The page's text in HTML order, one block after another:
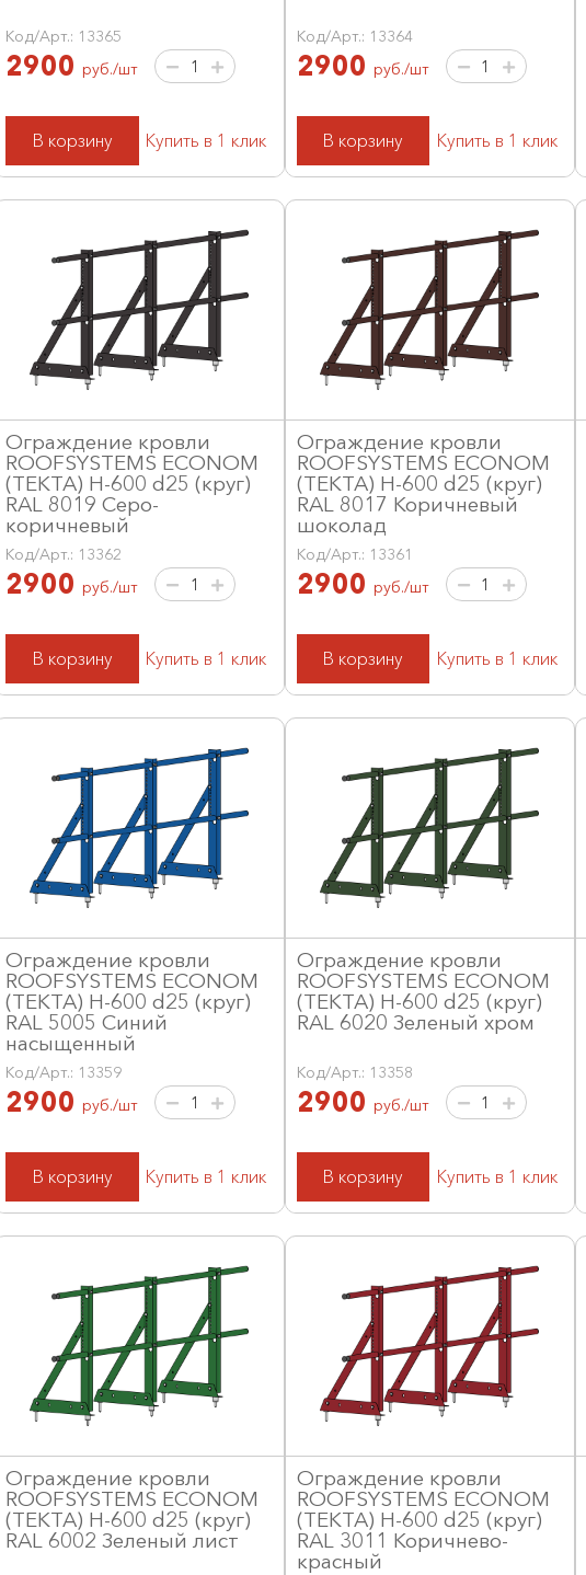
Код/Арт.: 13365
2900 руб./шт
В корзину Купить в 1 клик
Код/Арт.: 13364
2900 руб./шт
В корзину Купить в 1 клик
Ограждение кровли
ROOFSYSTEMS ECONOM
(ТЕКТА) H-600 d25 (круг)
RAL 8019 Серо-
коричневый
Код/Арт.: 13362
2900 руб./шт
В корзину Купить в 1 клик
Ограждение кровли
ROOFSYSTEMS ECONOM
(ТЕКТА) H-600 d25 (круг)
RAL 8017 Коричневый
шоколад
Код/Арт.: 13361
2900 руб./шт
В корзину Купить в 1 клик
Ограждение кровли
ROOFSYSTEMS ECONOM
(ТЕКТА) H-600 d25 (круг)
RAL 5005 Синий
насыщенный
Код/Арт.: 13359
2900 руб./шт
В корзину Купить в 1 клик
Ограждение кровли
ROOFSYSTEMS ECONOM
(ТЕКТА) H-600 d25 (круг)
RAL 6020 Зеленый хром
Код/Арт.: 13358
2900 руб./шт
В корзину Купить в 1 клик
Ограждение кровли
ROOFSYSTEMS ECONOM
(ТЕКТА) H-600 d25 (круг)
RAL 6002 Зеленый лист
Ограждение кровли
ROOFSYSTEMS ECONOM
(ТЕКТА) H-600 d25 (круг)
RAL 3011 Коричнево-
красный